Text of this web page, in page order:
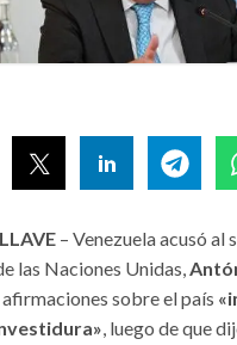
– Venezuela acusó al
las Naciones Unidas,
sobre el país
, luego de que